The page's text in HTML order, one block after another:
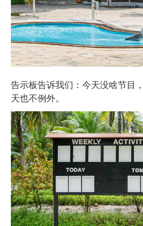
告示板告诉我们：今天没啥节目
天也不例外。